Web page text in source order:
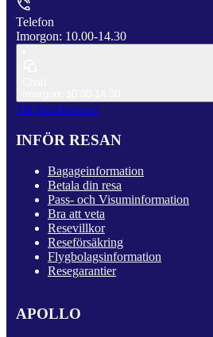
Telefon
Imorgon: 10.00-14.30
Till Kundservice
INFÖR RESAN
Bagageinformation
Betala din resa
Pass- och Visuminformation
Bra att veta
Resevillkor
Reseförsäkring
Flygbolagsinformation
Resegarantier
APOLLO